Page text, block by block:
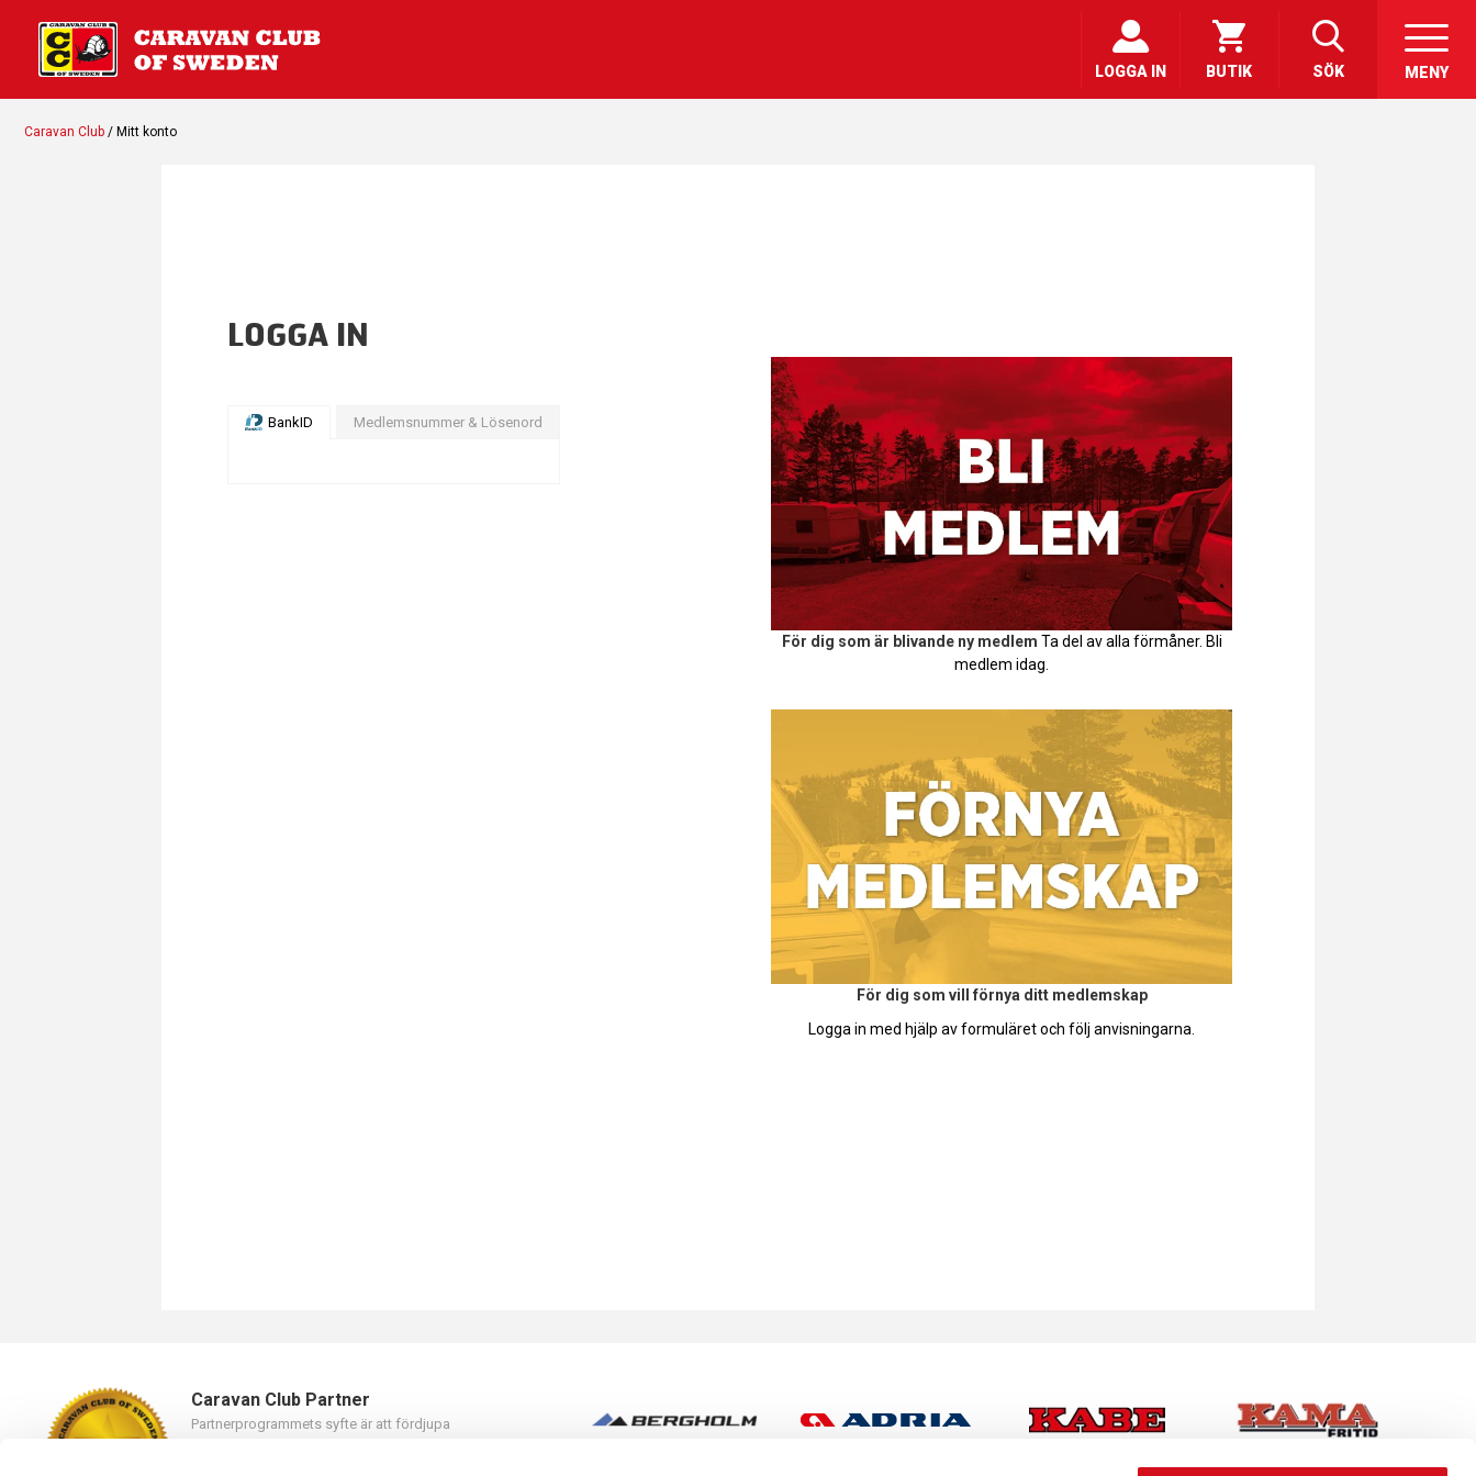
LOGGA IN BUTIK SÖK MENY
Caravan Club / Mitt konto
LOGGA IN
BankID Medlemsnummer & Lösenord
För dig som är blivande ny medlem Ta del av alla förmåner. Bli
medlem idag.
För dig som vill förnya ditt medlemskap
Logga in med hjälp av formuläret och följ anvisningarna.
Caravan Club Partner
Partnerprogrammets syfte är att fördjupa